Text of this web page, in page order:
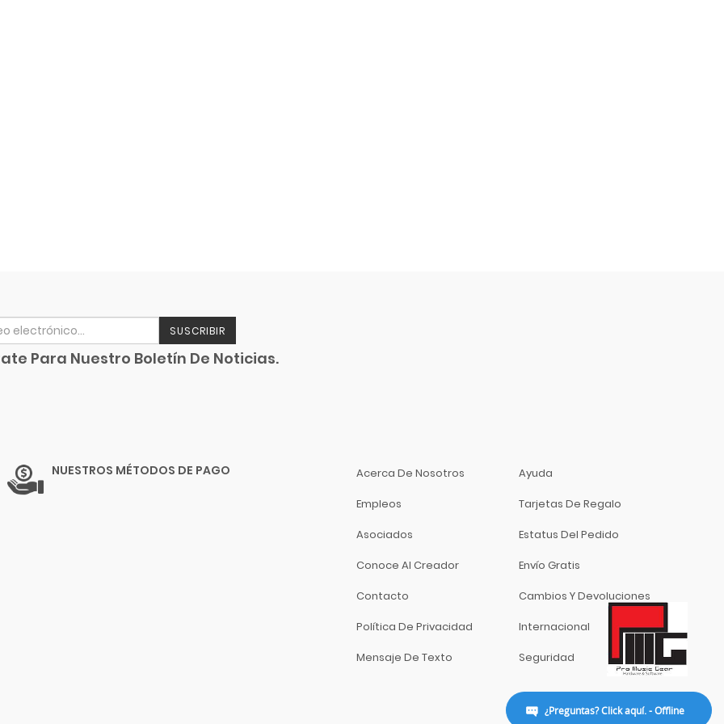
SUSCRIBIR
Para Nuestro Boletín De Noticias.
NUESTROS MÉTODOS DE PAGO
Ayuda
Tarjetas De Regalo
Estatus Del Pedido
Envío Gratis
Cambios Y Devoluciones
Internacional
Seguridad
Acerca De Nosotros
Empleos
Asociados
Conoce Al Creador
Contacto
Política De Privacidad
Mensaje De Texto
¿Preguntas? Click aquí. - Offline